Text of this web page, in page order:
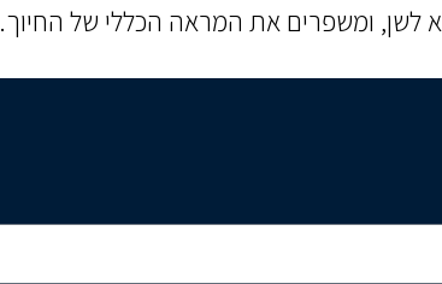
ומשפרים את המראה הכללי של החיוך.